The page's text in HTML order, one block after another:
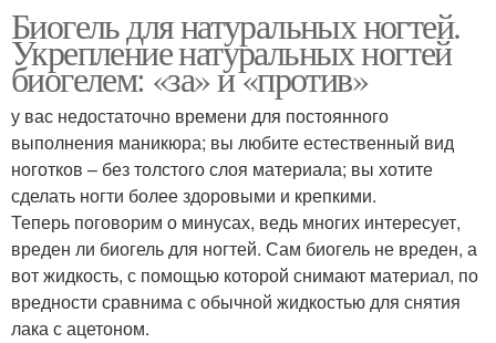
Биогель для натуральных ногтей.
Укрепление натуральных ногтей
биогелем: «за» и «против»
у вас недостаточно времени для постоянного
выполнения маникюра; вы любите естественный вид
ноготков – без толстого слоя материала; вы хотите
сделать ногти более здоровыми и крепкими.
Теперь поговорим о минусах, ведь многих интересует,
вреден ли биогель для ногтей. Сам биогель не вреден, а
вот жидкость, с помощью которой снимают материал, по
вредности сравнима с обычной жидкостью для снятия
лака с ацетоном.